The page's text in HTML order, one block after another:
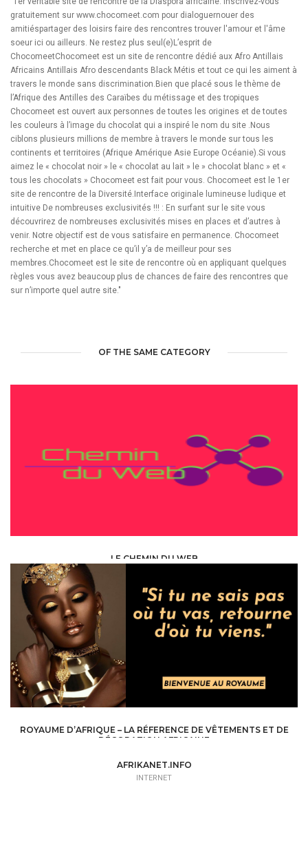
gratuitement sur www.chocomeet.com pour dialoguernouer des
amitiéspartager des loisirs faire des rencontres trouver l'amour et l'âme
soeur ici ou ailleurs. Ne restez plus seul(e)L’esprit de
ChocomeetChocomeet est un site de rencontre dédié aux Afro Antillais
Africains Antillais Afro descendants Black Métis et tout ce qui les aiment à
travers le monde sans discrimination.Bien que placé sous le thème de
l’Afrique des Antilles des Caraïbes du métissage et des tropiques
Chocomeet est ouvert aux personnes de toutes les origines et de toutes
les couleurs à l’image du chocolat qui a inspiré le nom du site .Nous
ciblons plusieurs millions de membre à travers le monde sur tous les
continents et territoires (Afrique Amérique Asie Europe Océanie).Si vous
aimez le « chocolat noir » le « chocolat au lait » le » chocolat blanc » et «
tous les chocolats » Chocomeet est fait pour vous. Chocomeet est le 1er
site de rencontre de la Diversité.Interface originale lumineuse ludique et
intuitive De nombreuses exclusivités !!! : En surfant sur le site vous
découvrirez de nombreuses exclusivités mises en places et d’autres à
venir. Notre objectif est de vous satisfaire en permanence. Chocomeet
recherche et met en place ce qu’il y’a de meilleur pour ses
membres.Chocomeet est le site de rencontre où en appliquant quelques
règles vous avez beaucoup plus de chances de faire des rencontres que
sur n’importe quel autre site."
OF THE SAME CATEGORY
LE CHEMIN DU WEB
ROYAUME D’AFRIQUE – LA RÉFERENCE DE VÊTEMENTS ET DE
DÉCORATION AFRICAINE
AFRIKANET.INFO
INTERNET